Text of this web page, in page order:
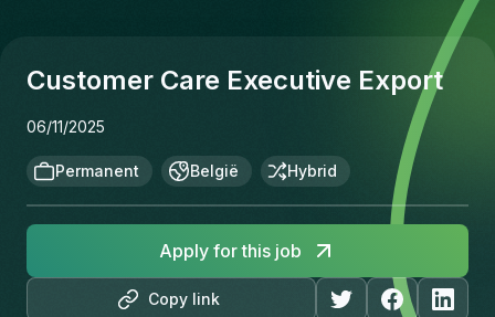
Customer Care Executive Export
06/11/2025
Permanent België Hybrid
Copy link
Apply for this job